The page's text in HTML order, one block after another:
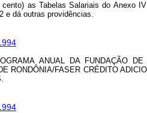
as Tabelas Salariais do Anexo
e dá outras providências.
ANUAL DA FUNDAÇÃO
RONDÔNIA/FASER CRÉDITO